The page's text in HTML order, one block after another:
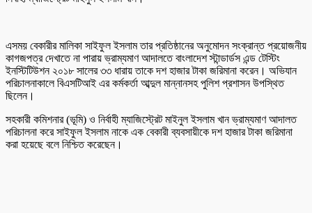
এসময় বেকারীর মালিকা সাইফুল ইসলাম তার প্রতিষ্ঠানের অনুমোদন সংক্রান্ত প্রয়োজনীয়
কাগজপত্র দেখাতে না পারায় ভ্রাম্যমাণ আদালতে বাংলাদেশ স্টান্ডার্ডস এন্ড টেস্টিং
ইনস্টিটিউশন ২০১৮ সালের ৩৩ ধারায় তাকে দশ হাজার টাকা জরিমানা করেন। অভিযান
পরিচালনাকালে বিএসটিআই এর কর্মকর্তা আব্দুল মান্নানসহ পুলিশ প্রশাসন উপস্থিত
ছিলেন।
সহকারী কমিশনার (ভূমি) ও নির্বাহী ম্যাজিস্ট্রেট মাইনুল ইসলাম খান ভ্রাম্যমাণ আদালত
পরিচালনা করে সাইফুল ইসলাম নাকে এক বেকারী ব্যবসায়ীকে দশ হাজার টাকা জরিমানা
করা হয়েছে বলে নিশ্চিত করেছেন।